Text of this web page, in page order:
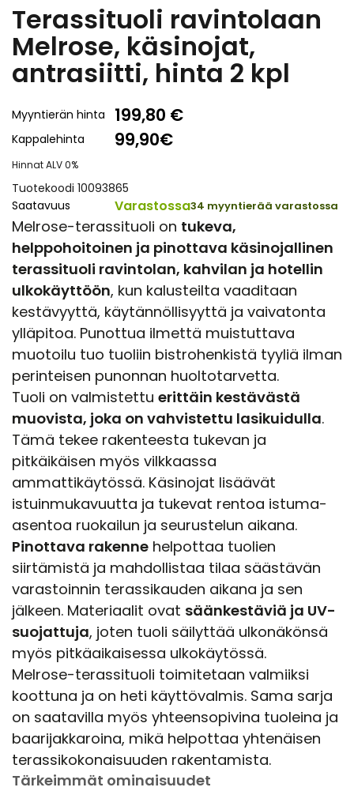
Terassituoli ravintolaan
Melrose, käsinojat,
antrasiitti, hinta 2 kpl
Myyntierän hinta 199,80 €
Kappalehinta 99,90€
Hinnat ALV 0%
Tuotekoodi 10093865
Saatavuus
Varastossa34 myyntierää varastossa
Melrose-terassituoli on tukeva,
helppohoitoinen ja pinottava käsinojallinen
terassituoli ravintolan, kahvilan ja hotellin
ulkokäyttöön, kun kalusteilta vaaditaan
kestävyyttä, käytännöllisyyttä ja vaivatonta
ylläpitoa. Punottua ilmettä muistuttava
muotoilu tuo tuoliin bistrohenkistä tyyliä ilman
perinteisen punonnan huoltotarvetta.
Tuoli on valmistettu erittäin kestävästä
muovista, joka on vahvistettu lasikuidulla.
Tämä tekee rakenteesta tukevan ja
pitkäikäisen myös vilkkaassa
ammattikäytössä. Käsinojat lisäävät
istuinmukavuutta ja tukevat rentoa istuma-
asentoa ruokailun ja seurustelun aikana.
Pinottava rakenne helpottaa tuolien
siirtämistä ja mahdollistaa tilaa säästävän
varastoinnin terassikauden aikana ja sen
jälkeen. Materiaalit ovat säänkestäviä ja UV-
suojattuja, joten tuoli säilyttää ulkonäkönsä
myös pitkäaikaisessa ulkokäytössä.
Melrose-terassituoli toimitetaan valmiiksi
koottuna ja on heti käyttövalmis. Sama sarja
on saatavilla myös yhteensopivina tuoleina ja
baarijakkaroina, mikä helpottaa yhtenäisen
terassikokonaisuuden rakentamista.
Tärkeimmät ominaisuudet